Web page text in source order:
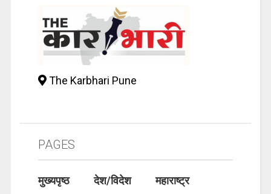
The Karbhari Pune
PAGES
मुख्यपृष्ठ देश/विदेश
महाराष्ट्र